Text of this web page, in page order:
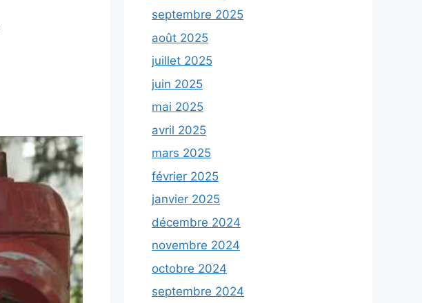
septembre 2025
août 2025
juillet 2025
juin 2025
mai 2025
avril 2025
mars 2025
février 2025
janvier 2025
décembre 2024
novembre 2024
octobre 2024
septembre 2024